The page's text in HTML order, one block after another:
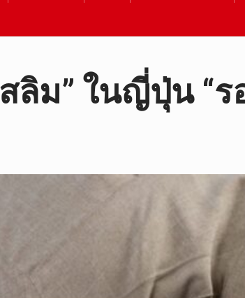
ลิม” ในญี่ปุ่น “ร